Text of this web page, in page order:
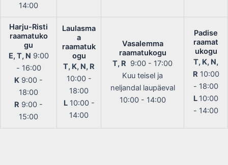
14:00
Harju-Risti
raamatuko
gu
E, T, N 9:00
- 16:00
K 9:00 -
18:00
R 9:00 -
15:00
Laulasma
a
raamatuk
ogu
T, K, N, R
10:00 -
18:00
L10:00 -
14:00
Vasalemma
raamatukogu
T, R 9:00 - 17:00
Kuu teisel ja
neljandal laupäeval
10:00 - 14:00
Padise
raamat
ukogu
T, K, N,
R 10:00
- 18:00
L 10:00
- 14:00